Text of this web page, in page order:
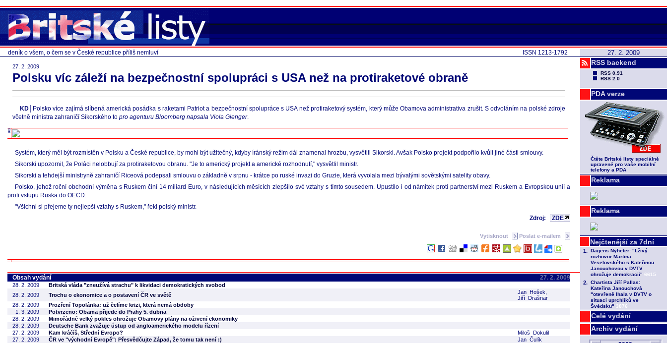
27. 2. 2009
RSS backend
RSS 0.91
RSS 2.0
PDA verze
Čtěte Britské listy speciálně
upravené pro vaše mobilní
telefony a PDA
Reklama
Reklama
Celé vydání
Archiv vydání
ISSN 1213-1792
deník o všem, o čem se v České republice příliš nemluví
27. 2. 2009
Polsku víc záleží na bezpečnostní spolupráci s USA než na protiraketové obraně
KD│
Polsko více zajímá slíbená americká posádka s raketami Patriot a bezpečnostní spolupráce s USA než protiraketový systém, který může Obamova administrativa zrušit. S odvoláním na polské zdroje
včetně ministra zahraničí Sikorského to pro agenturu Bloomberg napsala Viola Gienger.
Systém, který měl být rozmístěn v Polsku a České republice, by mohl být užitečný, kdyby íránský režim dál znamenal hrozbu, vysvětlil Sikorski. Avšak Polsko projekt podpořilo kvůli jiné části smlouvy.
Sikorski upozornil, že Poláci nelobbují za protiraketovou obranu. "Je to americký projekt a americké rozhodnutí," vysvětlil ministr.
Sikorski a tehdejší ministryně zahraničí Riceová podepsali smlouvu o základně v srpnu - krátce po ruské invazi do Gruzie, která vyvolala mezi bývalými sovětskými satelity obavy.
Polsko, jehož roční obchodní výměna s Ruskem činí 14 miliard Euro, v následujících měsících zlepšilo své vztahy s tímto sousedem. Upustilo i od námitek proti partnerství mezi Ruskem a Evropskou unií a
proti vstupu Ruska do OECD.
"Všichni si přejeme ty nejlepší vztahy s Ruskem," řekl polský ministr.
Zdroj:
ZDE
Vytisknout Poslat e-mailem
Obsah vydání 27. 2. 2009
28. 2. 2009
Britská vláda "zneužívá strachu" k likvidaci demokratických svobod
28. 2. 2009
Trochu o ekonomice a o postavení ČR ve světě
Jan Hošek,
Jiří Drašnar
28. 2. 2009
Prozření Topolánka: už čelíme krizi, která nemá obdoby
1. 3. 2009
Potvrzeno: Obama přijede do Prahy 5. dubna
28. 2. 2009
Mimořádně velký pokles ohrožuje Obamovy plány na oživení ekonomiky
28. 2. 2009
Deutsche Bank zvažuje ústup od angloamerického modelu řízení
27. 2. 2009
Kam kráčíš, Střední Evropo?
Miloš Dokulil
27. 2. 2009
ČR ve "východní Evropě": Přesvědčujte Západ, že tomu tak není :)
Jan Čulík